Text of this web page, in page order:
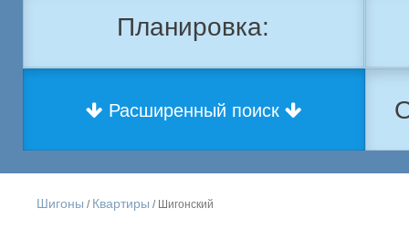
Планировка:
Расширенный поиск
Шигоны / Квартиры / Шигонский